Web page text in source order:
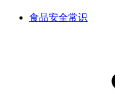
食品安全常识